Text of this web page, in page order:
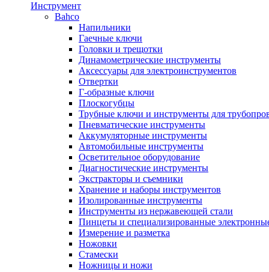
Инструмент
Bahco
Напильники
Гаечные ключи
Головки и трещотки
Динамометрические инструменты
Аксессуары для электроинструментов
Отвертки
Г-образные ключи
Плоскогубцы
Трубные ключи и инструменты для
Пневматические инструменты
Аккумуляторные инструменты
Автомобильные инструменты
Осветительное оборудование
Диагностические инструменты
Экстракторы и съемники
Хранение и наборы инструментов
Изолированные инструменты
Инструменты из нержавеющей стали
Пинцеты и специализированные
Измерение и разметка
Ножовки
Стамески
Ножницы и ножи